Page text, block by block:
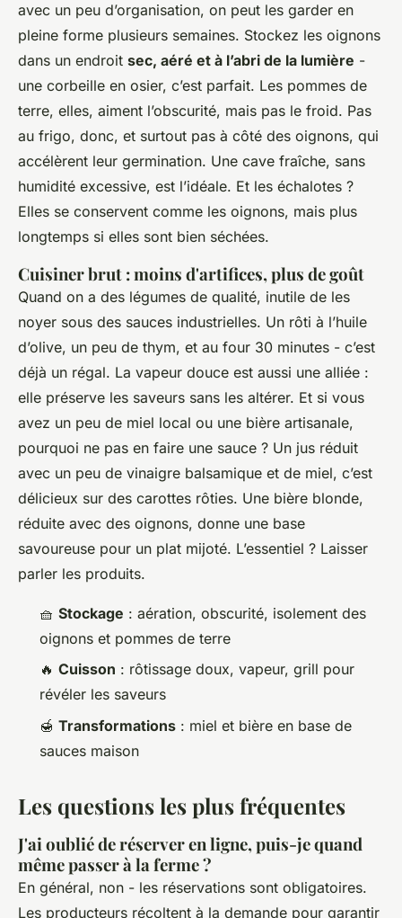
avec un peu d’organisation, on peut les garder en
pleine forme plusieurs semaines. Stockez les oignons
dans un endroit sec, aéré et à l’abri de la lumière -
une corbeille en osier, c’est parfait. Les pommes de
terre, elles, aiment l’obscurité, mais pas le froid. Pas
au frigo, donc, et surtout pas à côté des oignons, qui
accélèrent leur germination. Une cave fraîche, sans
humidité excessive, est l’idéale. Et les échalotes ?
Elles se conservent comme les oignons, mais plus
longtemps si elles sont bien séchées.
Cuisiner brut : moins d'artifices, plus de goût
Quand on a des légumes de qualité, inutile de les
noyer sous des sauces industrielles. Un rôti à l’huile
d’olive, un peu de thym, et au four 30 minutes - c’est
déjà un régal. La vapeur douce est aussi une alliée :
elle préserve les saveurs sans les altérer. Et si vous
avez un peu de miel local ou une bière artisanale,
pourquoi ne pas en faire une sauce ? Un jus réduit
avec un peu de vinaigre balsamique et de miel, c’est
délicieux sur des carottes rôties. Une bière blonde,
réduite avec des oignons, donne une base
savoureuse pour un plat mijoté. L’essentiel ? Laisser
parler les produits.
🧺 Stockage : aération, obscurité, isolement des
oignons et pommes de terre
🔥 Cuisson : rôtissage doux, vapeur, grill pour
révéler les saveurs
🍯 Transformations : miel et bière en base de
sauces maison
Les questions les plus fréquentes
J'ai oublié de réserver en ligne, puis-je quand
même passer à la ferme ?
En général, non - les réservations sont obligatoires.
Les producteurs récoltent à la demande pour garantir